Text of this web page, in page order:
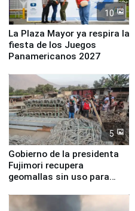
10
La Plaza Mayor ya respira la
fiesta de los Juegos
Panamericanos 2027
5
Gobierno de la presidenta
Fujimori recupera
geomallas sin uso para
Fenómeno El Niño